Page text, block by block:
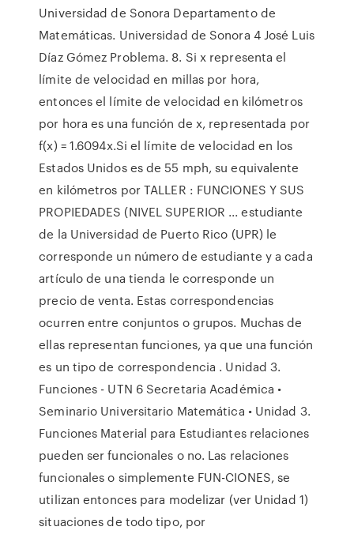
Universidad de Sonora Departamento de
Matemáticas. Universidad de Sonora 4 José Luis
Díaz Gómez Problema. 8. Si x representa el
límite de velocidad en millas por hora,
entonces el límite de velocidad en kilómetros
por hora es una función de x, representada por
f(x) = 1.6094x.Si el límite de velocidad en los
Estados Unidos es de 55 mph, su equivalente
en kilómetros por TALLER : FUNCIONES Y SUS
PROPIEDADES (NIVEL SUPERIOR ... estudiante
de la Universidad de Puerto Rico (UPR) le
corresponde un número de estudiante y a cada
artículo de una tienda le corresponde un
precio de venta. Estas correspondencias
ocurren entre conjuntos o grupos. Muchas de
ellas representan funciones, ya que una función
es un tipo de correspondencia . Unidad 3.
Funciones - UTN 6 Secretaria Académica •
Seminario Universitario Matemática • Unidad 3.
Funciones Material para Estudiantes relaciones
pueden ser funcionales o no. Las relaciones
funcionales o simplemente FUN-CIONES, se
utilizan entonces para modelizar (ver Unidad 1)
situaciones de todo tipo, por